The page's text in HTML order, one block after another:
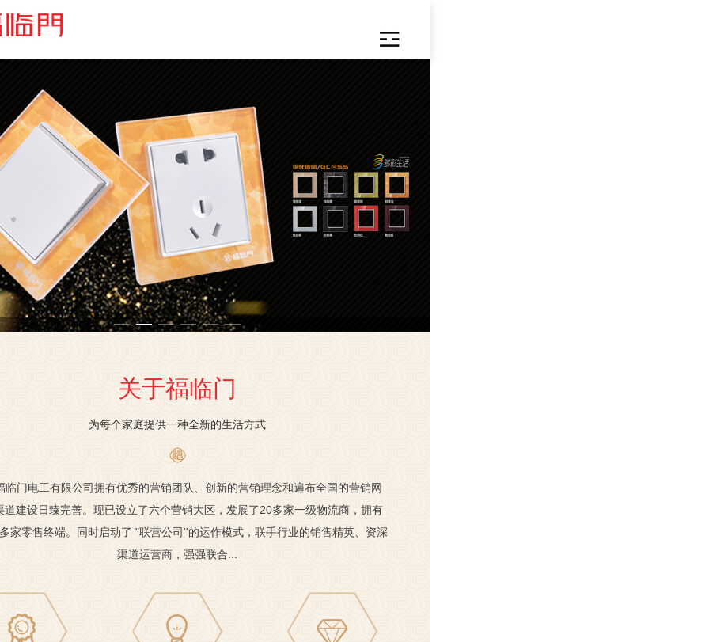
关于福临门
为每个家庭提供一种全新的生活方式
临门电工有限公司拥有优秀的营销团队、创新的营销理念和遍布全国的营销网
道建设日臻完善。现已设立了六个营销大区，发展了20多家一级物流商，拥有
家零售终端。同时启动了 "联营公司''的运作模式，联手行业的销售精英、资深
渠道运营商，强强联合...